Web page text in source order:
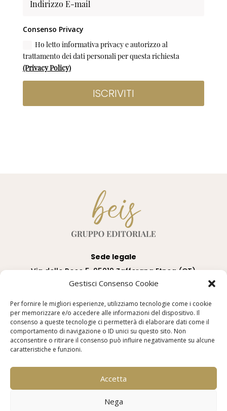
Gestisci Consenso Cookie
Per fornire le migliori esperienze, utilizziamo tecnologie come i cookie
per memorizzare e/o accedere alle informazioni del dispositivo. Il
consenso a queste tecnologie ci permetterà di elaborare dati come il
comportamento di navigazione o ID unici su questo sito. Non
acconsentire o ritirare il consenso può influire negativamente su alcune
caratteristiche e funzioni.
Accetta
Nega
Consenso Privacy
Ho letto informativa privacy e autorizzo al
trattamento dei dati personali per questa richiesta
(Privacy Policy)
ISCRIVITI
Sede legale
Via delle Rose 5, 95019 Zafferana Etnea (CT)
Via Alessandro Manzoni sn, c/o Centro Uffici de
“Le Zagare”, 95037 San Giovanni La Punta
beisgruppoeditorialesrl@pec.it |
BEIS GRUPPO EDITORIALE SRL | P.IVA 05955620876 |